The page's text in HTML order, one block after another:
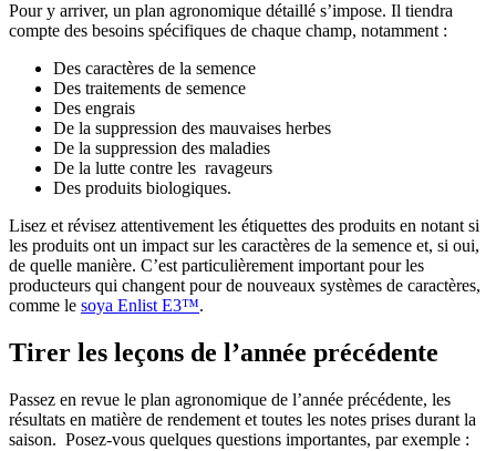
Pour y arriver, un plan agronomique détaillé s’impose. Il tiendra
compte des besoins spécifiques de chaque champ, notamment :
Des caractères de la semence
Des traitements de semence
Des engrais
De la suppression des mauvaises herbes
De la suppression des maladies
De la lutte contre les ravageurs
Des produits biologiques.
Lisez et révisez attentivement les étiquettes des produits en notant si
les produits ont un impact sur les caractères de la semence et, si oui,
de quelle manière. C’est particulièrement important pour les
producteurs qui changent pour de nouveaux systèmes de caractères,
comme le soya Enlist E3™.
Tirer les leçons de l’année précédente
Passez en revue le plan agronomique de l’année précédente, les
résultats en matière de rendement et toutes les notes prises durant la
saison. Posez-vous quelques questions importantes, par exemple :